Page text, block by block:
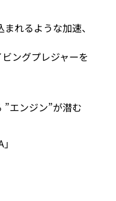
れるような加速、
ングプレジャーを
”エンジン”が潜む